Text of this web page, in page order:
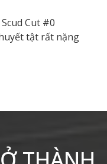
Cut #0
tật rất nặng